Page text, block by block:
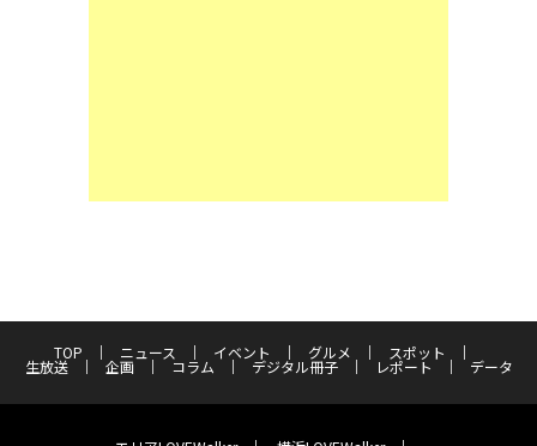
TOP ニュース イベント グルメ スポット
生放送 企画 コラム デジタル冊子 レポート データ